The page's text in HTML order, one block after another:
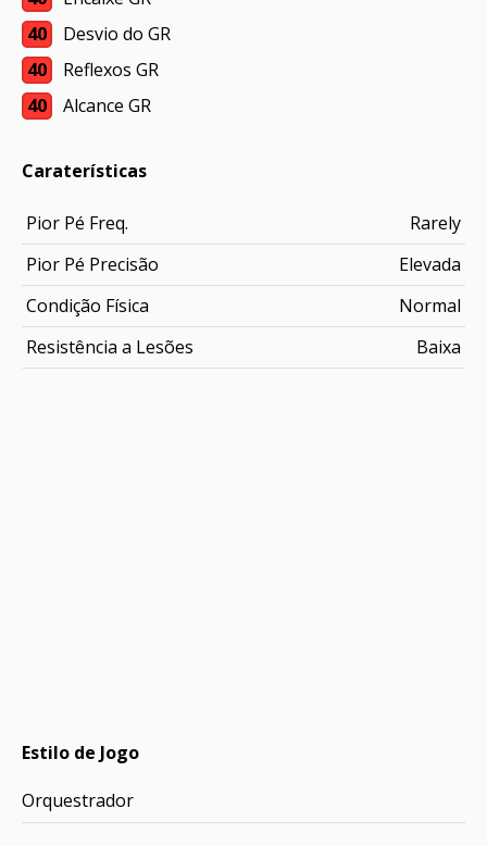
40
Desvio do GR
40
Reflexos GR
40
Alcance GR
Caraterísticas
Pior Pé Freq.
Rarely
Pior Pé Precisão
Elevada
Condição Física
Normal
Resistência a Lesões
Baixa
Estilo de Jogo
Orquestrador